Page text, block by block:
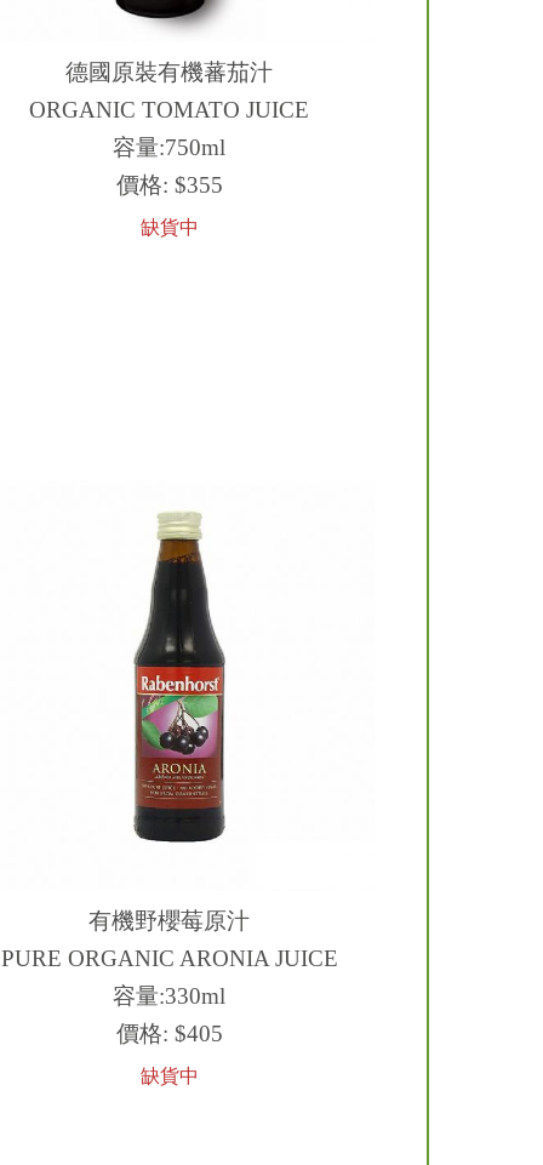
德國原裝有機蕃茄汁
ORGANIC TOMATO JUICE
容量:750ml
價格: $355
缺貨中
有機野櫻莓原汁
PURE ORGANIC ARONIA JUICE
容量:330ml
價格: $405
缺貨中